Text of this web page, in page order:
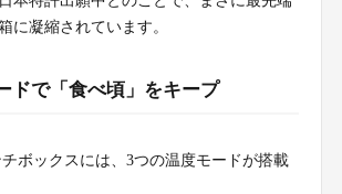
に凝縮されています。
ドで「食べ頃」をキープ
ボックスには、3つの温度モードが搭載